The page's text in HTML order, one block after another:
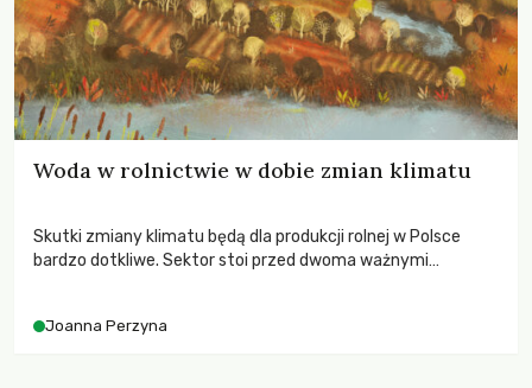
Woda w rolnictwie w dobie zmian klimatu
Skutki zmiany klimatu będą dla produkcji rolnej w Polsce
bardzo dotkliwe. Sektor stoi przed dwoma ważnymi
zachodzących zmian klimatycznych. Wymagać to będzie
Joanna Perzyna